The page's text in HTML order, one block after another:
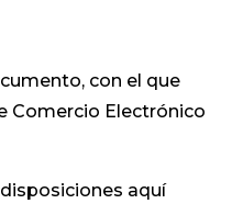
con el que
Comercio Electrónico
aquí